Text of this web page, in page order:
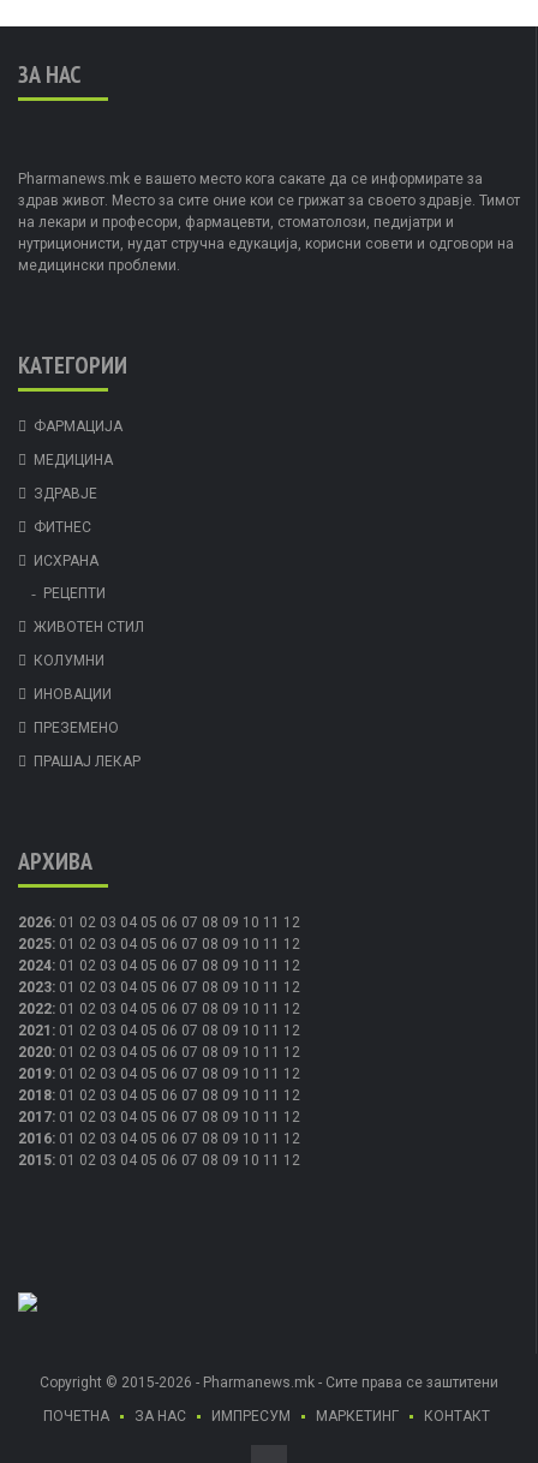
ЗА НАС
Pharmanews.mk е вашето место кога сакате да се информирате за
здрав живот. Место за сите оние кои се грижат за своето здравје. Тимот
на лекари и професори, фармацевти, стоматолози, педијатри и
нутриционисти, нудат стручна едукација, корисни совети и одговори на
медицински проблеми.
КАТЕГОРИИ
ФАРМАЦИЈА
МЕДИЦИНА
ЗДРАВЈЕ
ФИТНЕС
ИСХРАНА
РЕЦЕПТИ
ЖИВОТЕН СТИЛ
КОЛУМНИ
ИНОВАЦИИ
ПРЕЗЕМЕНО
ПРАШАЈ ЛЕКАР
АРХИВА
2026: 01 02 03 04 05 06 07 08 09 10 11 12
2025: 01 02 03 04 05 06 07 08 09 10 11 12
2024: 01 02 03 04 05 06 07 08 09 10 11 12
2023: 01 02 03 04 05 06 07 08 09 10 11 12
2022: 01 02 03 04 05 06 07 08 09 10 11 12
2021 : 01 02 03 04 05 06 07 08 09 10 11 12
2020: 01 02 03 04 05 06 07 08 09 10 11 12
2019: 01 02 03 04 05 06 07 08 09 10 11 12
2018: 01 02 03 04 05 06 07 08 09 10 11 12
2017: 01 02 03 04 05 06 07 08 09 10 11 12
2016: 01 02 03 04 05 06 07 08 09 10 11 12
2015: 01 02 03 04 05 06 07 08 09 10 11 12
Copyright © 2015-2026 - Pharmanews.mk - Сите права се заштитени
ПОЧЕТНА
ЗА НАС ИМПРЕСУМ МАРКЕТИНГ КОНТАКТ